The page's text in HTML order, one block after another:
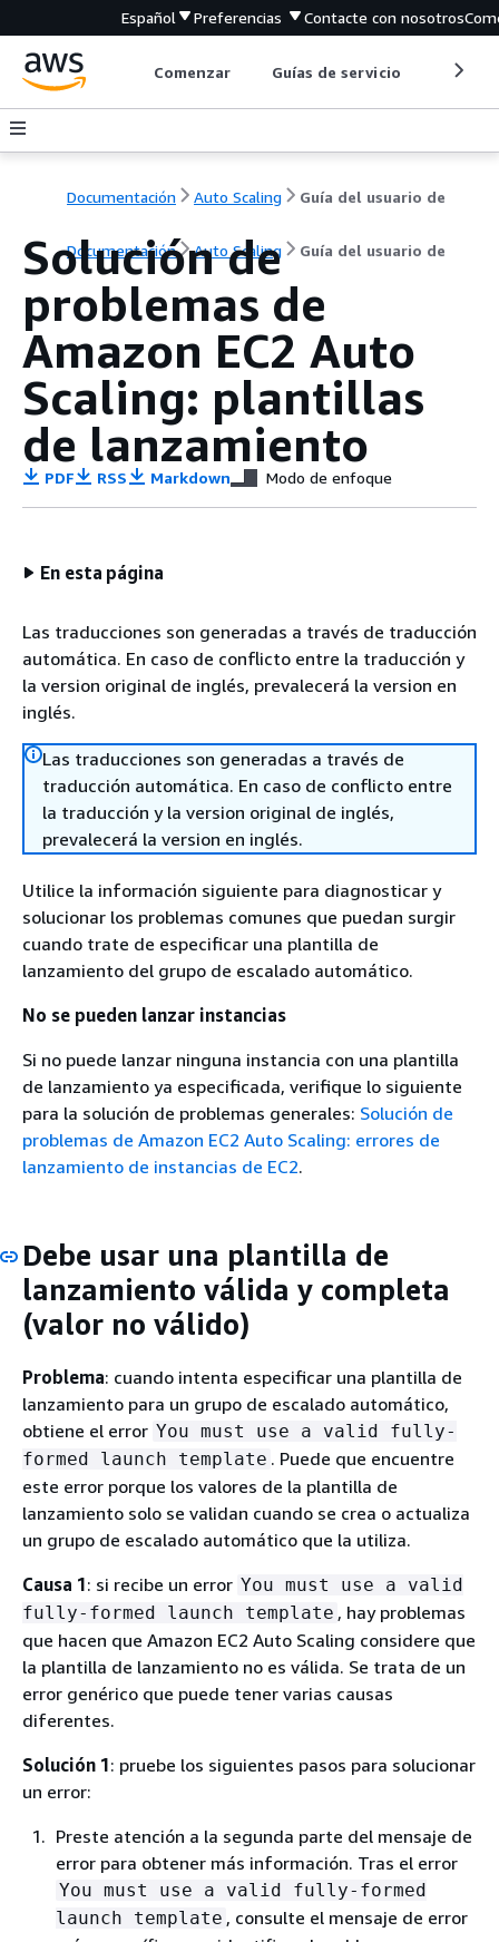
Español Preferencias Contacte con nosotros
Comenzar Guías de servicio
Documentación Auto Scaling Guía del usuario de
Documentación Auto Scaling Guía del usuario de
Solución de
problemas de
Amazon EC2 Auto
Scaling: plantillas
de lanzamiento
PDF RSS Markdown Modo de enfoque
En esta página
Las traducciones son generadas a través de traducción
automática. En caso de conflicto entre la traducción y
la version original de inglés, prevalecerá la version en
inglés.
Las traducciones son generadas a través de
traducción automática. En caso de conflicto entre
la traducción y la version original de inglés,
prevalecerá la version en inglés.
Utilice la información siguiente para diagnosticar y
solucionar los problemas comunes que puedan surgir
cuando trate de especificar una plantilla de
lanzamiento del grupo de escalado automático.
No se pueden lanzar instancias
Si no puede lanzar ninguna instancia con una plantilla
de lanzamiento ya especificada, verifique lo siguiente
para la solución de problemas generales: Solución de
problemas de Amazon EC2 Auto Scaling: errores de
lanzamiento de instancias de EC2.
Debe usar una plantilla de
lanzamiento válida y completa
(valor no válido)
Problema: cuando intenta especificar una plantilla de
lanzamiento para un grupo de escalado automático,
obtiene el error You must use a valid fully-
formed launch template . Puede que encuentre
este error porque los valores de la plantilla de
lanzamiento solo se validan cuando se crea o actualiza
un grupo de escalado automático que la utiliza.
Causa 1: si recibe un error You must use a valid
fully-formed launch template , hay problemas
que hacen que Amazon EC2 Auto Scaling considere que
la plantilla de lanzamiento no es válida. Se trata de un
error genérico que puede tener varias causas
diferentes.
Solución 1: pruebe los siguientes pasos para solucionar
un error:
Preste atención a la segunda parte del mensaje de
error para obtener más información. Tras el error
You must use a valid fully-formed
launch template , consulte el mensaje de error